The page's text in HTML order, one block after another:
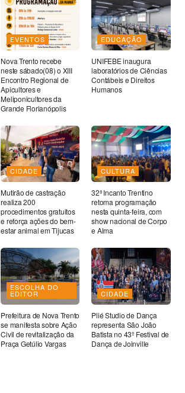
EVENTOS
Nova Trento recebe
neste sábado(08) o XIII
Encontro Regional de
Apicultores e
Meliponicultores da
Grande Florianópolis
EDUCAÇÃO
UNIFEBE inaugura
laboratórios de Ciências
Contábeis e Direitos
Humanos
CIDADE
Mutirão de castração
realiza 200
procedimentos gratuitos
e reforça ações do bem-
estar animal em Tijucas
CULTURA
32ª Incanto Trentino
retoma programação
nesta quinta-feira, com
show nacional de Corpo
e Alma
ESCOLHA DO
EDITOR
Prefeitura de Nova Trento
se manifesta sobre Ação
Civil de revitalização da
Praça Getúlio Vargas
CIDADE
Plié Studio de Dança
representa São João
Batista no 43º Festival de
Dança de Joinville